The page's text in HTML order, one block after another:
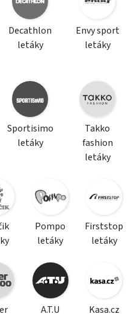
Decathlon
letáky
Envy sport
letáky
Sportisimo
letáky
Takko
fashion
letáky
Pompo
letáky
Firststop
letáky
A.T.U
Kasa.cz